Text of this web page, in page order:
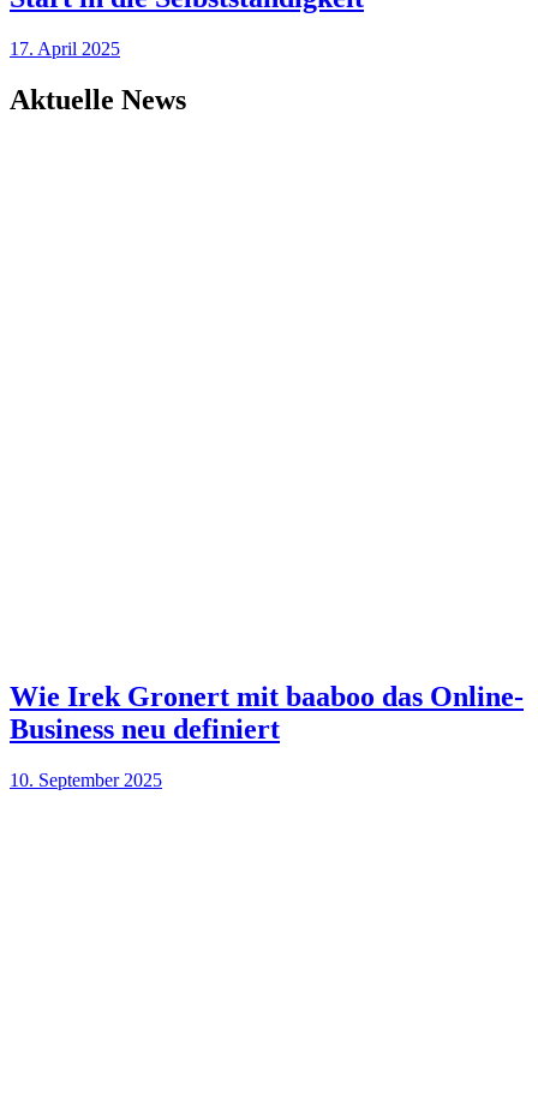
17. April 2025
Aktuelle News
Wie Irek Gronert mit baaboo das Online-
Business neu definiert
10. September 2025